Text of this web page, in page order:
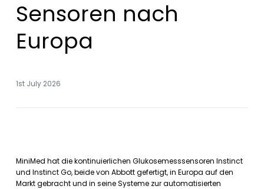
Sensoren nach
Europa
1st July 2026
MiniMed hat die kontinuierlichen Glukosemesssensoren Instinct
und Instinct Go, beide von Abbott gefertigt, in Europa auf den
Markt gebracht und in seine Systeme zur automatisierten